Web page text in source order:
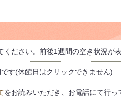
ください。前後1週間の空き状況が
す(休館日はクリックできません)
をお読みいただき、お電話にて行っ